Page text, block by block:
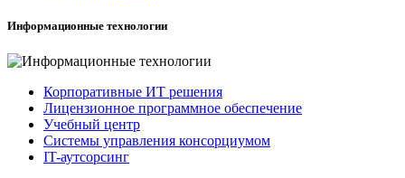
Информационные технологии
Корпоративные ИТ решения
Лицензионное программное обеспечение
Учебный центр
Системы управления консорциумом
IT-аутсорсинг